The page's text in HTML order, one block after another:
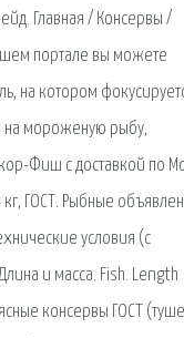
Главная / Консервы /
портале вы можете
на котором
на мороженую рыбу,
Фиш с доставкой по
ГОСТ. Рыбные
условия (с
и масса. Fish. Length
консервы ГОСТ